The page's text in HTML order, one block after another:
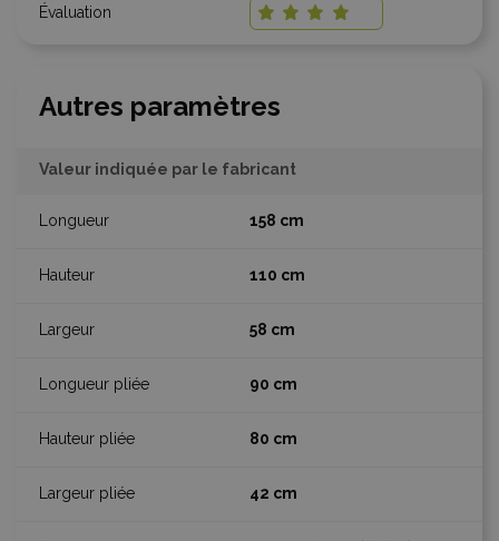
Autres paramètres
Valeur indiquée par le fabricant
158 cm
110 cm
58 cm
90 cm
80 cm
42 cm